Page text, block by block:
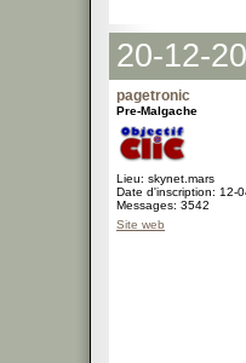
20-12-
pagetronic
Pre-Malgache
Lieu: skynet.mars
Date d'inscription: 12-
Messages: 3542
Site web